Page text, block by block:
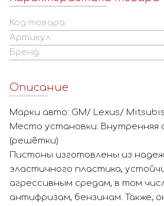
Код товара:
Артикул:
Бренд:
Описание
Марки авто: GM/ Lexus/
Место установки: Внутренняя
(решётки)
Пистоны изготовлены из
эластичного пластика,
агрессивным средам, в том
антифризам, бензинам. Также,